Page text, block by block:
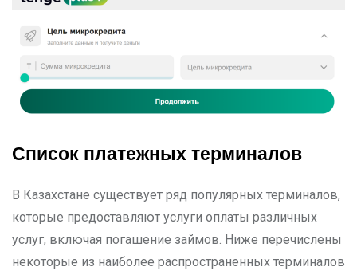
Список платежных терминалов
В Казахстане существует ряд популярных терминалов,
которые предоставляют услуги оплаты различных
услуг, включая погашение займов. Ниже перечислены
некоторые из наиболее распространенных терминалов